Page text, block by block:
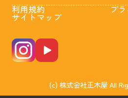
利用規約
サイトマップ
プ
(c) 株式会社正木屋 All